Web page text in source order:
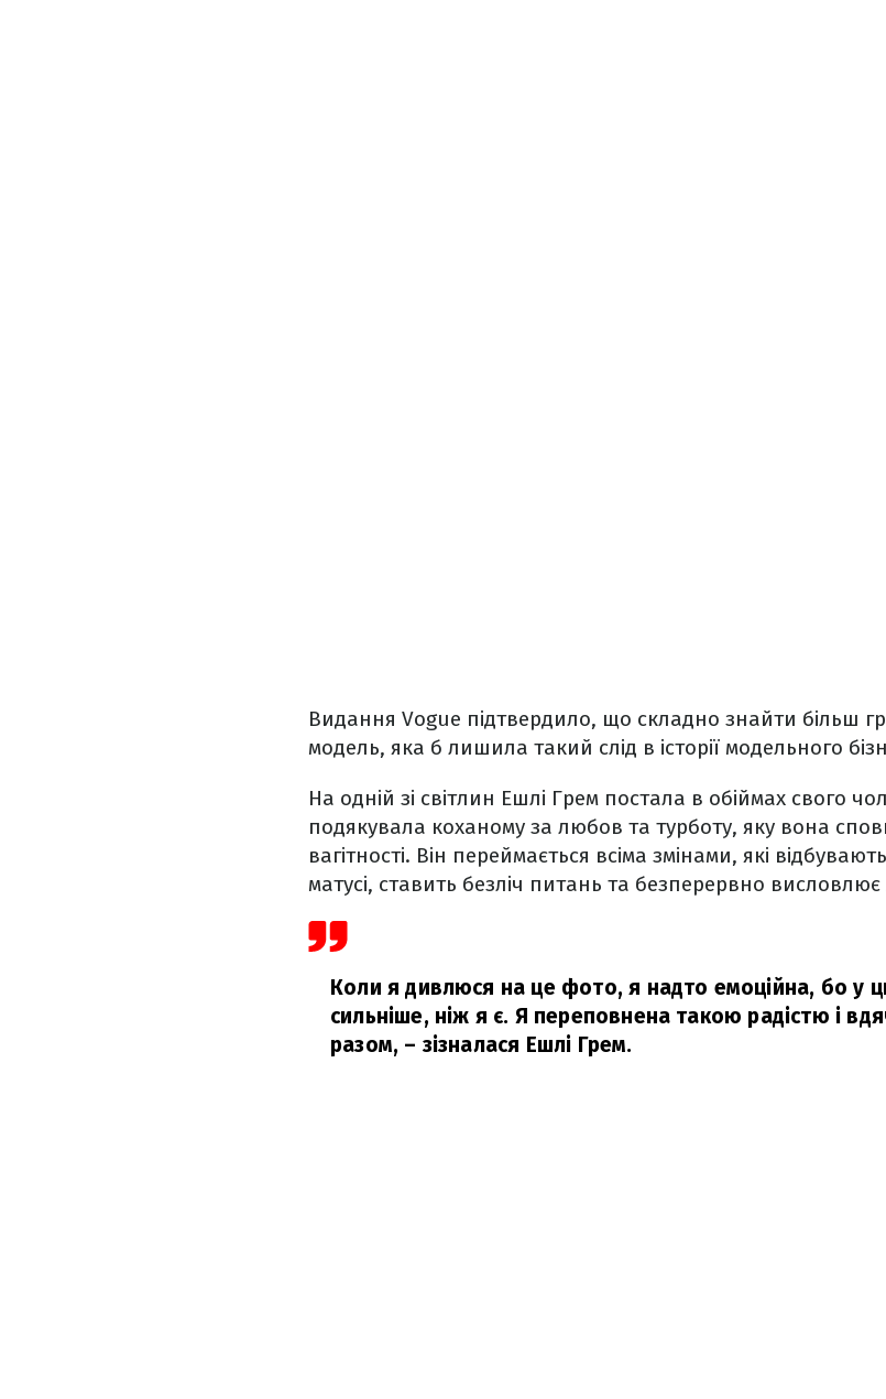
Видання Vogue підтвердило, що складно знайти більш
модель, яка б лишила такий слід в історії модельного
На одній зі світлин Ешлі Грем постала в обіймах свого
подякувала коханому за любов та турботу, яку вона
вагітності. Він переймається всіма змінами, які
матусі, ставить безліч питань та безперервно
Коли я дивлюся на це фото, я надто емоційна, бо у
сильніше, ніж я є. Я переповнена такою радістю і
разом, – зізналася Ешлі Грем.